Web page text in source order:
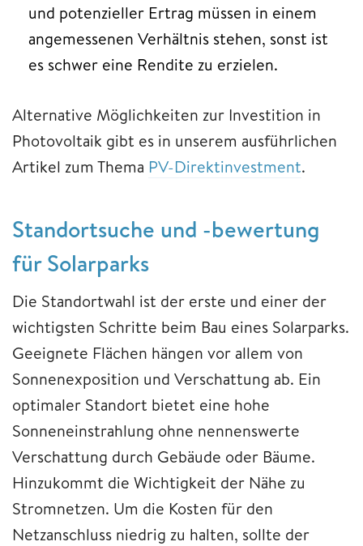
und potenzieller Ertrag müssen in einem
angemessenen Verhältnis stehen, sonst ist
es schwer eine Rendite zu erzielen.
Alternative Möglichkeiten zur Investition in
Photovoltaik gibt es in unserem ausführlichen
Artikel zum Thema PV-Direktinvestment.
Standortsuche und -bewertung
für Solarparks
Die Standortwahl ist der erste und einer der
wichtigsten Schritte beim Bau eines Solarparks.
Geeignete Flächen hängen vor allem von
Sonnenexposition und Verschattung ab. Ein
optimaler Standort bietet eine hohe
Sonneneinstrahlung ohne nennenswerte
Verschattung durch Gebäude oder Bäume.
Hinzukommt die Wichtigkeit der Nähe zu
Stromnetzen. Um die Kosten für den
Netzanschluss niedrig zu halten, sollte der